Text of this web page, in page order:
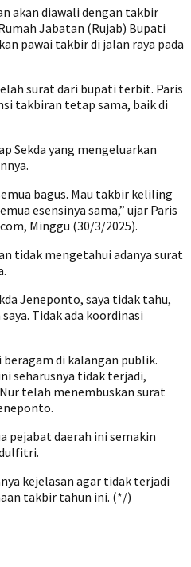
akan diawali dengan takbir
Jabatan (Rujab) Bupati
pawai takbir di jalan raya pada
surat dari bupati terbit. Paris
takbiran tetap sama, baik di
Sekda yang mengeluarkan
bagus. Mau takbir keliling
esensinya sama,” ujar Paris
Minggu (30/3/2025).
tidak mengetahui adanya surat
Jeneponto, saya tidak tahu,
Tidak ada koordinasi
di kalangan publik.
seharusnya tidak terjadi,
telah menembuskan surat
pejabat daerah ini semakin
kejelasan agar tidak terjadi
takbir tahun ini. (*/)